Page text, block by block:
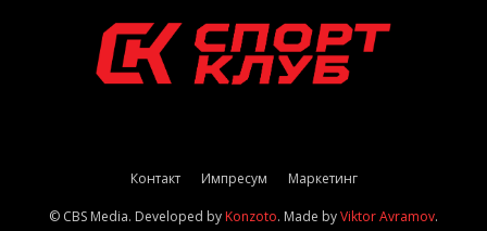
Контакт Импресум Маркетинг
© CBS Media. Developed byKonzoto. Made byViktor Avramov.